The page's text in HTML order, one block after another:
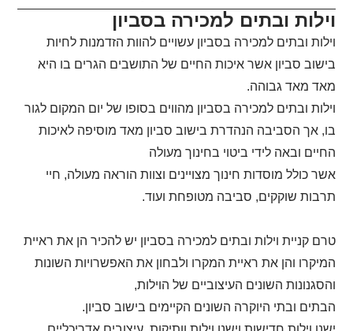
וילות ובתים למכירה בסביון
וילות ובתים למכירה בסביון עשויים להוות הזדמנות לחיות
בישוב סביון אשר איכות החיים של התושבים הגרים בו היא
מאד מאד גבוהה.
וילות ובתים למכירה בסביון מהווים בסופו של יום המקום לגור
בו, אך הסביבה הנהדרת בישוב סביון מאד מוסיפה לאיכות
החיים ובאה לידי ביטוי בחינוך מעולה
אשר כולל מוסדות חינוך מצויינים וצוות הוראה מעולה, חיי
תרבות שוקקים, סביבה מטופחת ועוד.
טרם קניית וילות ובתים למכירה בסביון יש להכיר הן את ראיית
המיקרו והן את ראיית המקרו ולבחון את האפשרויות השונות
והסגנונות השונים העיצוביים של הוילות,
הבתים ובתי היוקרה השונים הקיימים בישוב סביון.